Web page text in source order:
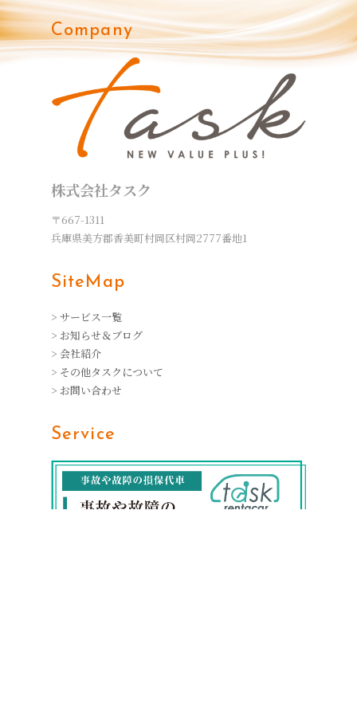
Company
株式会社タスク
〒667-1311
兵庫県美方郡香美町村岡区村岡2777番地1
SiteMap
> サービス一覧
> お知らせ＆ブログ
> 会社紹介
> その他タスクについて
> お問い合わせ
Service